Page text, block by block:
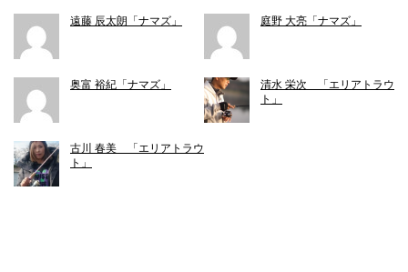
遠藤 辰太朗「ナマズ」 庭野 大亮「ナマズ」
奥富 裕紀「ナマズ」
清水 栄次 「エリアトラウ
ト」
古川 春美 「エリアトラウ
ト」